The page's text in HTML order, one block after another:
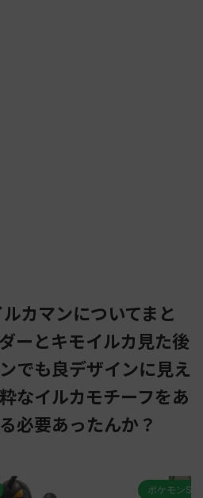
ルカマンについてまと
ーとキモイルカ見た後
でも良デザインに見え
なイルカモチーフをあ
必要あったんか？
ポケモンSV